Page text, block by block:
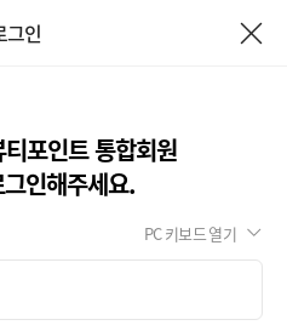
그인
포인트 통합회원
인해주세요.
PC 키보드 열기